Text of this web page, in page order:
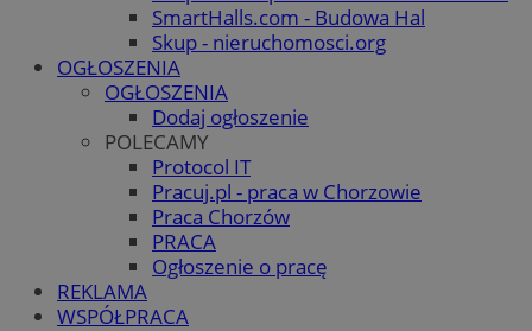
SmartHalls.com - Budowa Hal
Skup - nieruchomosci.org
OGŁOSZENIA
OGŁOSZENIA
Dodaj ogłoszenie
POLECAMY
Protocol IT
Pracuj.pl - praca w Chorzowie
Praca Chorzów
PRACA
Ogłoszenie o pracę
REKLAMA
WSPÓŁPRACA